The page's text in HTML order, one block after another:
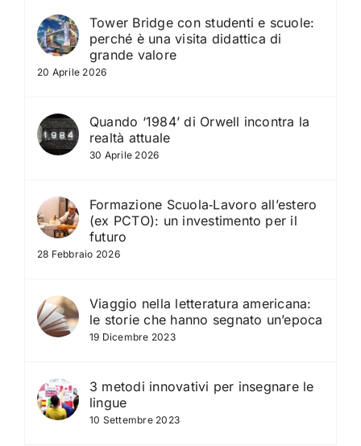
Tower Bridge con studenti e scuole:
perché è una visita didattica di
grande valore
20 Aprile 2026
Quando ‘1984’ di Orwell incontra la
realtà attuale
30 Aprile 2026
Formazione Scuola‑Lavoro all’estero
(ex PCTO): un investimento per il
futuro
28 Febbraio 2026
Viaggio nella letteratura americana:
le storie che hanno segnato un’epoca
19 Dicembre 2023
3 metodi innovativi per insegnare le
lingue
10 Settembre 2023